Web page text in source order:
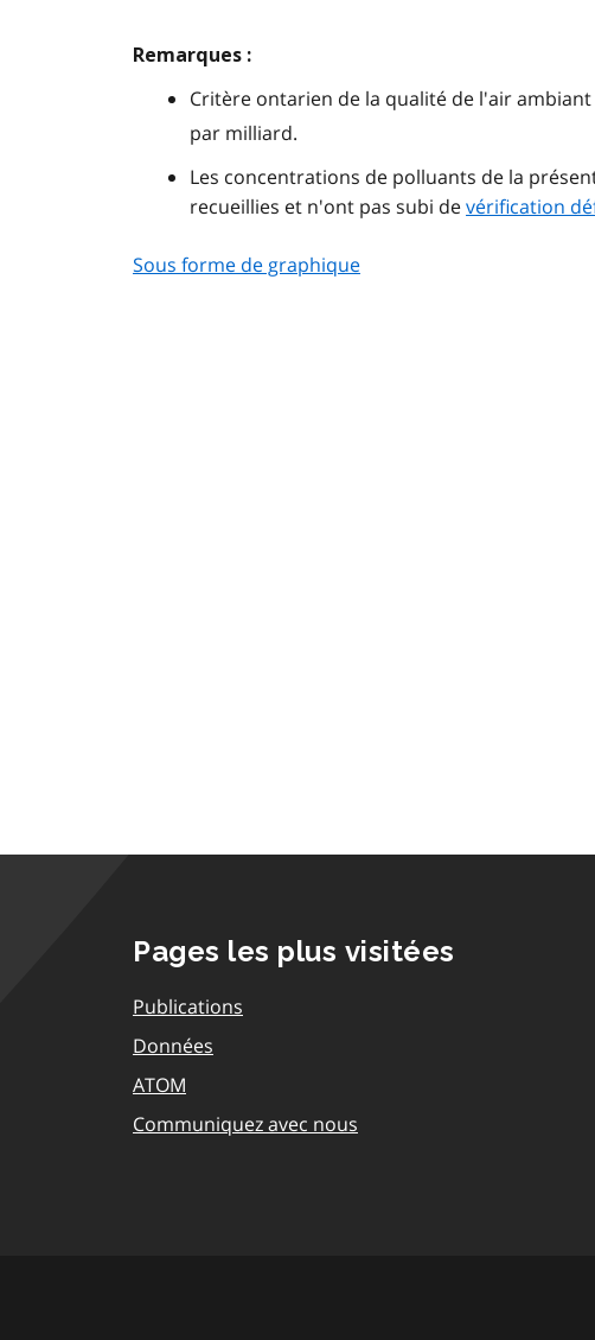
Remarques :
Critère ontarien de la qualité de l'air ambiant
par milliard.
Les concentrations de polluants de la
recueillies et n'ont pas subi devérification
Sous forme de graphique
Pages les plus visitées
Publications
Données
ATOM
Communiquez avec nous